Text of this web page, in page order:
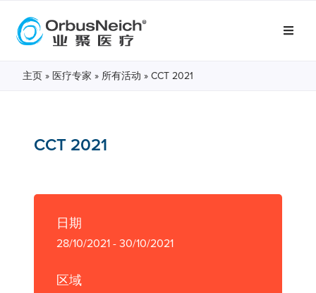
主页 » 医疗专家 » 所有活动 » CCT 2021
CCT 2021
日期
28/10/2021 - 30/10/2021
区域